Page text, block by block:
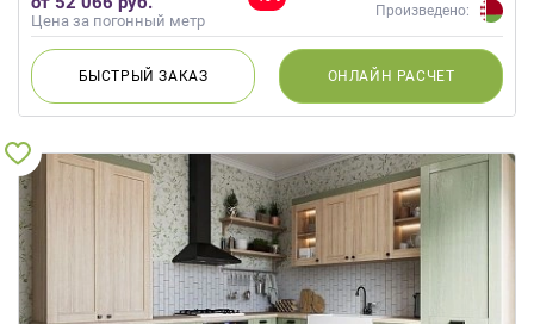
Мятный
Цена за погонный метр
Произведено:
БЫСТРЫЙЗАКАЗ ОНЛАЙН РАСЧЕТ